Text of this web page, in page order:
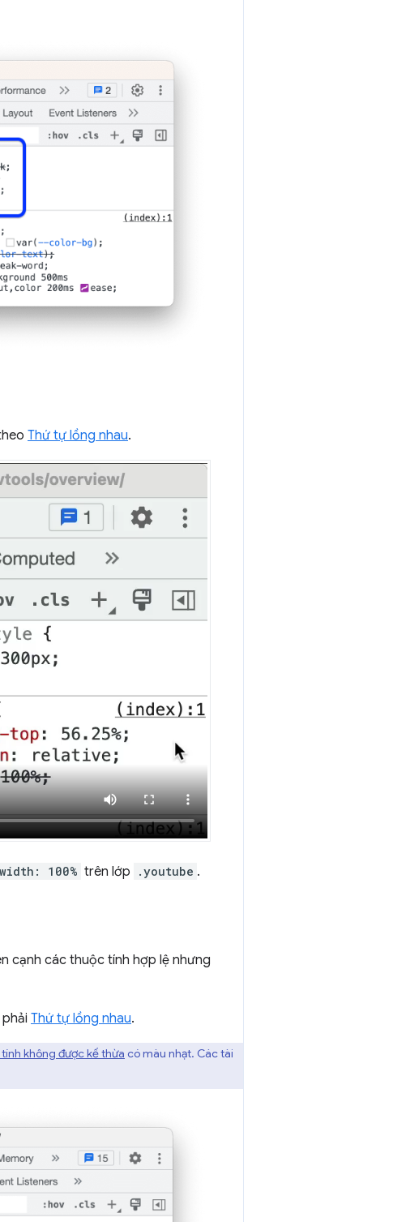
Thứ tự lồng nhau.
width: 100% trên lớp .youtube .
cạnh các thuộc tính hợp lệ nhưng
Thứ tự lồng nhau.
không được kế thừa có màu nhạt. Các tài